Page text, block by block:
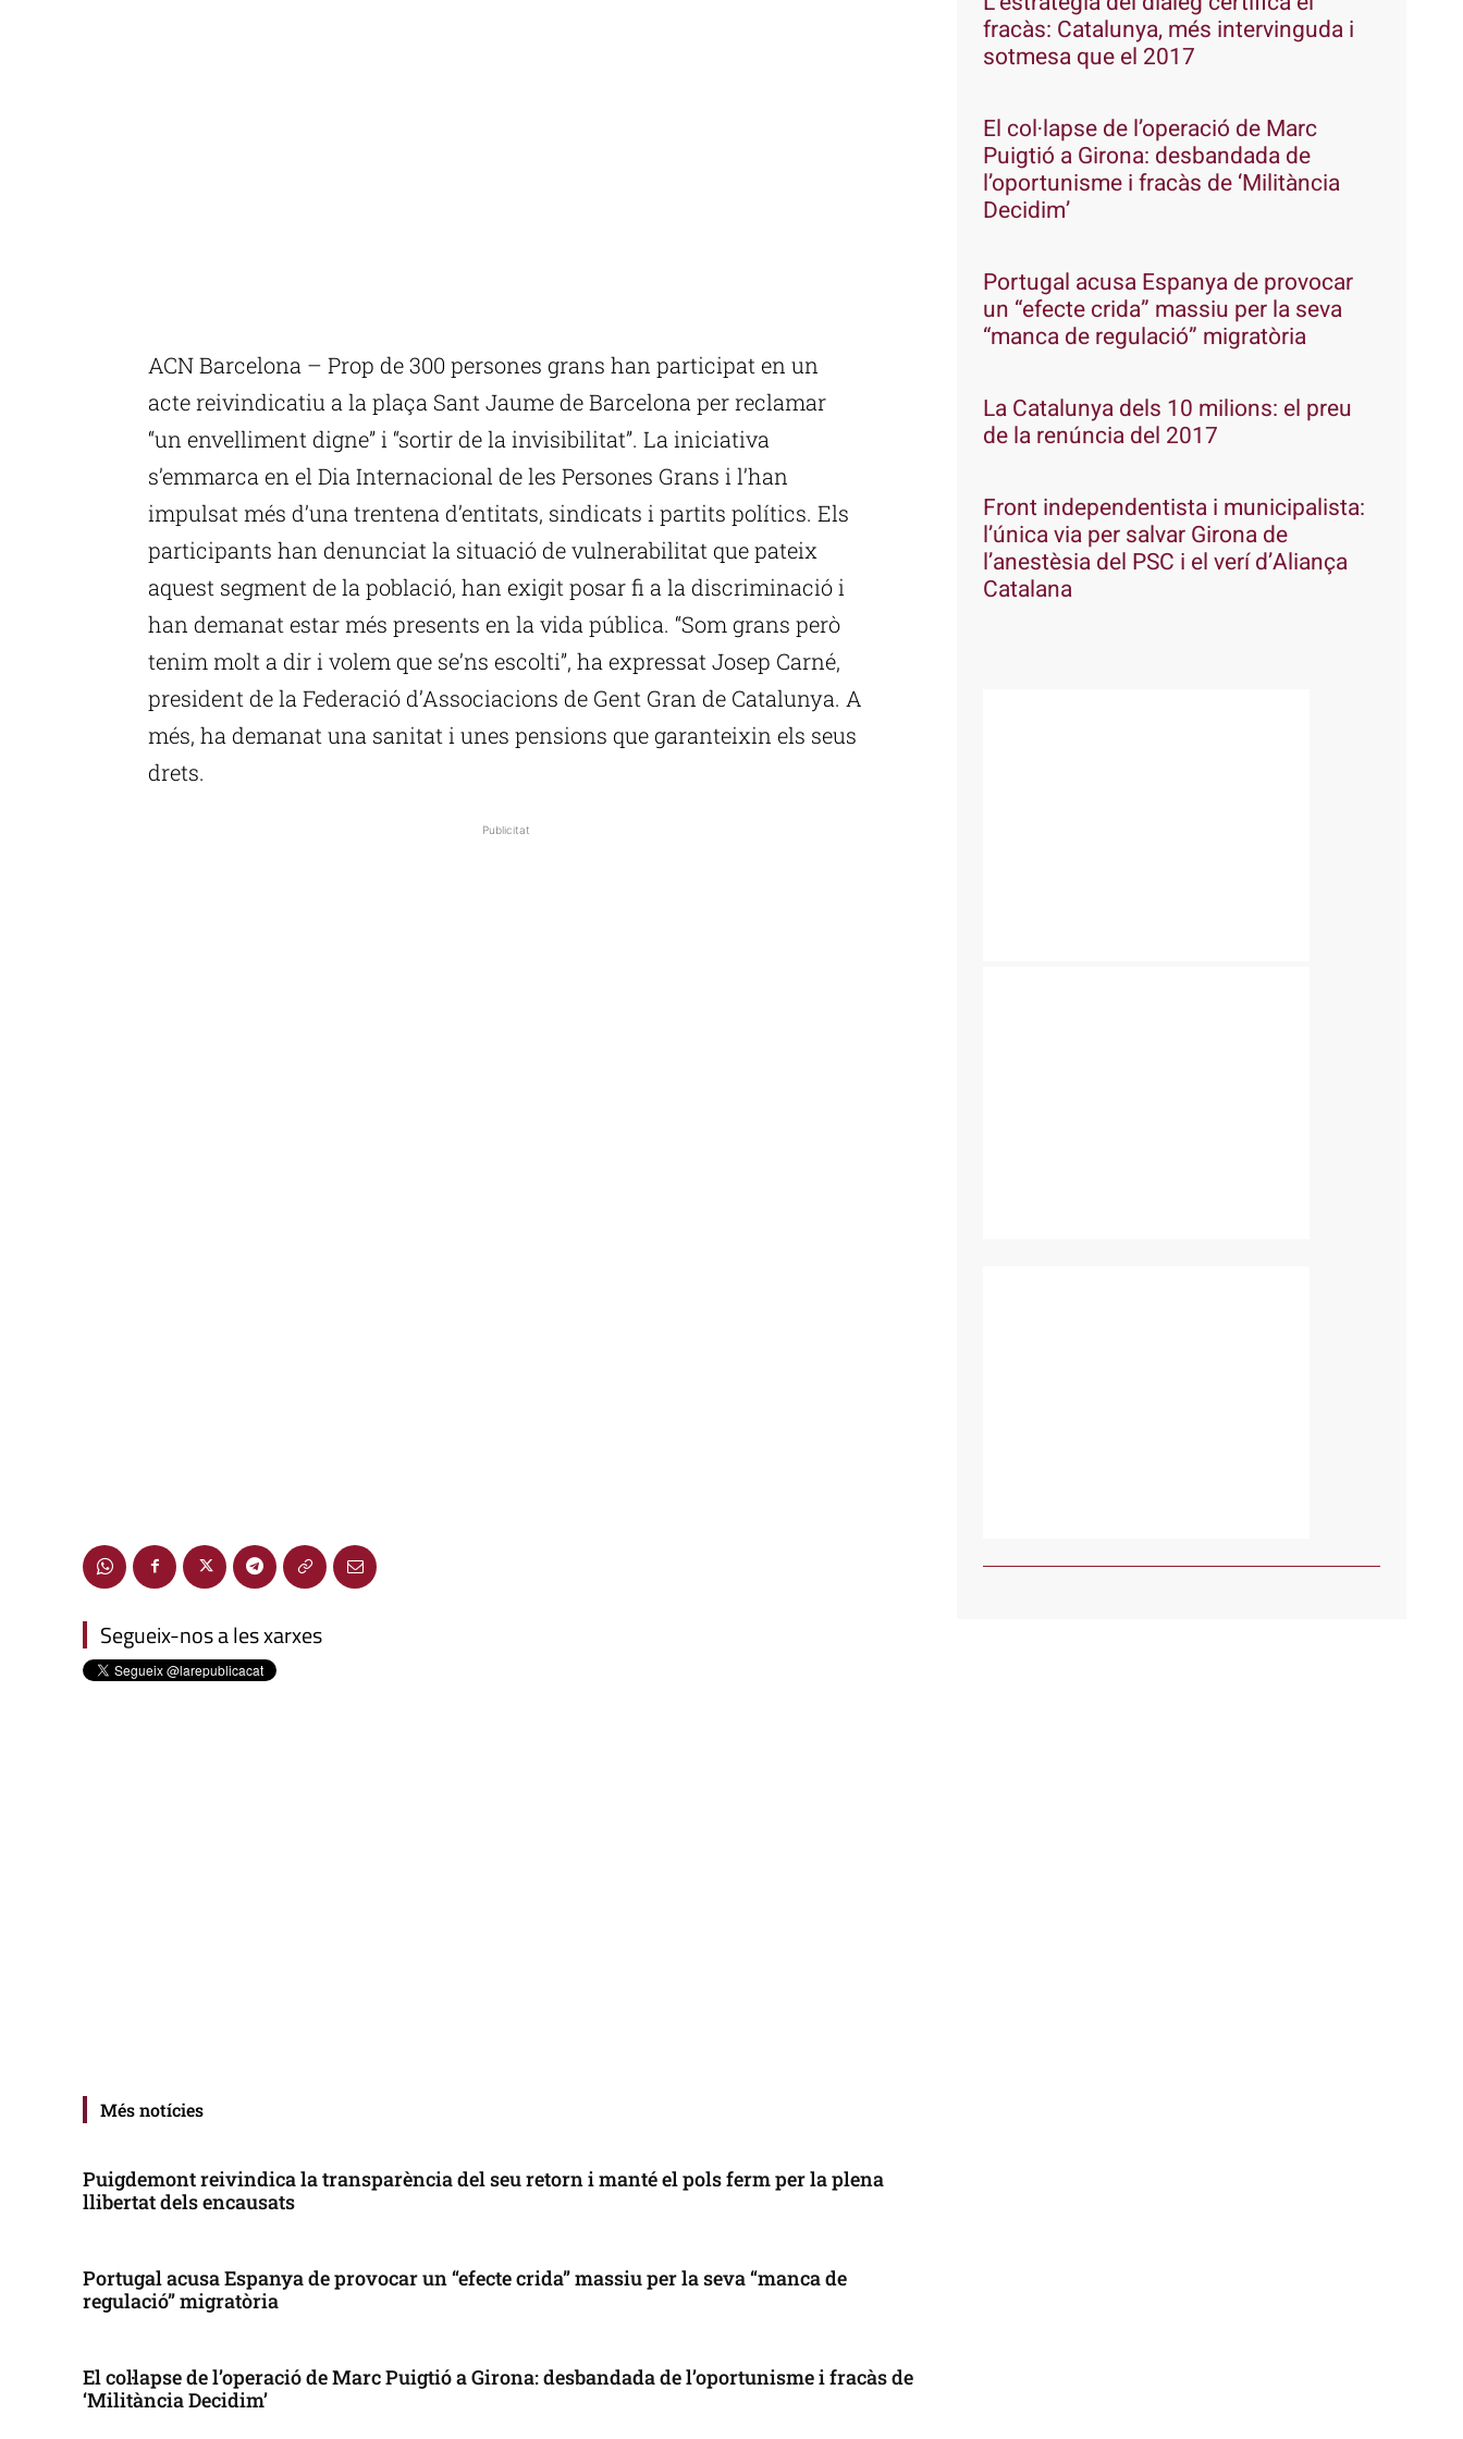
ACN Barcelona – Prop de 300 persones grans han participat en un
acte reivindicatiu a la plaça Sant Jaume de Barcelona per reclamar
“un envelliment digne” i “sortir de la invisibilitat”. La iniciativa
s’emmarca en el Dia Internacional de les Persones Grans i l’han
impulsat més d’una trentena d’entitats, sindicats i partits polítics. Els
participants han denunciat la situació de vulnerabilitat que pateix
aquest segment de la població, han exigit posar fi a la discriminació i
han demanat estar més presents en la vida pública. “Som grans però
tenim molt a dir i volem que se’ns escolti”, ha expressat Josep Carné,
president de la Federació d’Associacions de Gent Gran de Catalunya. A
més, ha demanat una sanitat i unes pensions que garanteixin els seus
drets.
Publicitat
Segueix-nos a les xarxes
Més notícies
Puigdemont reivindica la transparència del seu retorn i manté el pols ferm per la plena
llibertat dels encausats
Portugal acusa Espanya de provocar un “efecte crida” massiu per la seva “manca de
regulació” migratòria
El col·lapse de l’operació de Marc Puigtió a Girona: desbandada de l’oportunisme i fracàs de
‘Militància Decidim’
fracàs: Catalunya, més intervinguda i
sotmesa que el 2017
El col·lapse de l’operació de Marc
Puigtió a Girona: desbandada de
l’oportunisme i fracàs de ‘Militància
Decidim’
Portugal acusa Espanya de provocar
un “efecte crida” massiu per la seva
“manca de regulació” migratòria
La Catalunya dels 10 milions: el preu
de la renúncia del 2017
Front independentista i municipalista:
l’única via per salvar Girona de
l’anestèsia del PSC i el verí d’Aliança
Catalana